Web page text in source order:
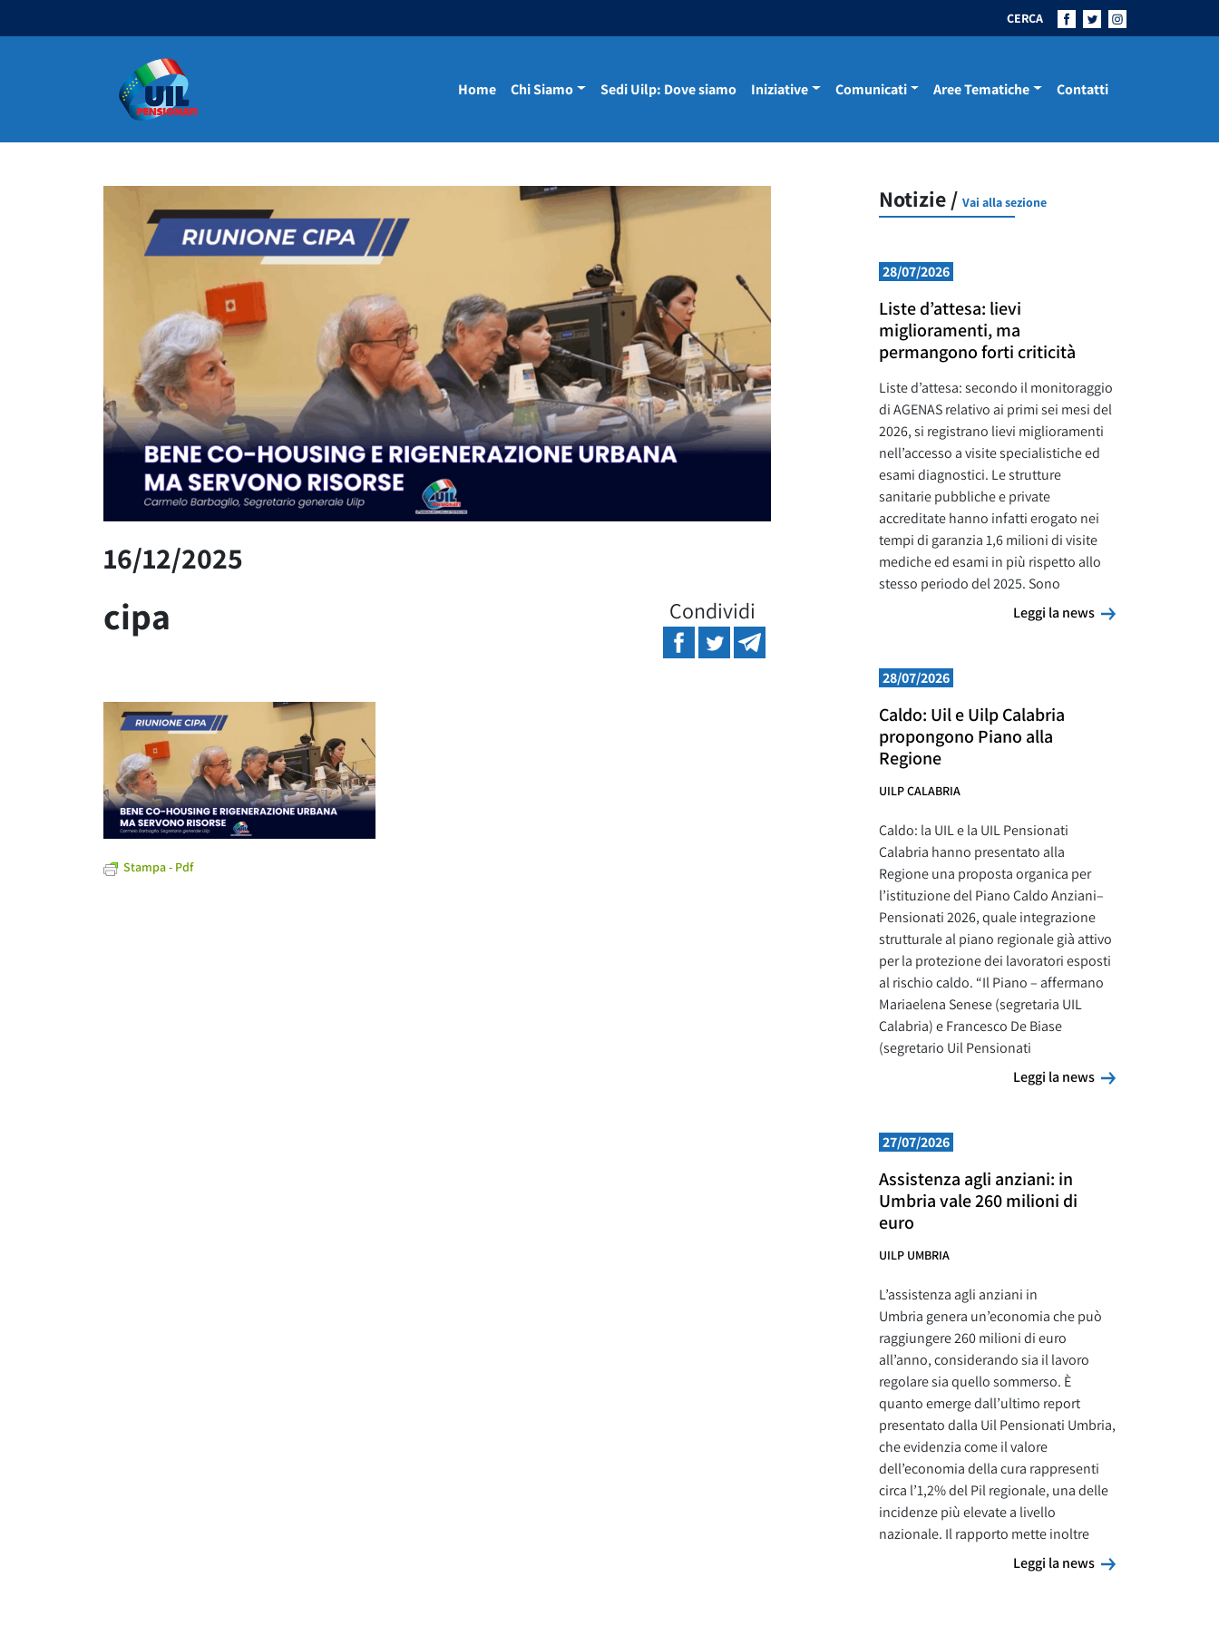
CERCA
Navigazione principale Home Chi Siamo Sedi Uilp: Dove siamo Iniziative Comunicati Aree Tematiche Contatti
16/12/2025
cipa Condividi
Stampa - Pdf
Notizie / Vai alla sezione
28/07/2026
Liste d’attesa: lievi
miglioramenti, ma
permangono forti criticità
Liste d’attesa: secondo il monitoraggio
di AGENAS relativo ai primi sei mesi del
2026, si registrano lievi miglioramenti
nell’accesso a visite specialistiche ed
esami diagnostici. Le strutture
sanitarie pubbliche e private
accreditate hanno infatti erogato nei
tempi di garanzia 1,6 milioni di visite
mediche ed esami in più rispetto allo
stesso periodo del 2025. Sono
Leggi la news
Leggi la news
28/07/2026
Caldo: Uil e Uilp Calabria
propongono Piano alla
Regione
UILP CALABRIA
Caldo: la UIL e la UIL Pensionati
Calabria hanno presentato alla
Regione una proposta organica per
l’istituzione del Piano Caldo Anziani–
Pensionati 2026, quale integrazione
strutturale al piano regionale già attivo
per la protezione dei lavoratori esposti
al rischio caldo. “Il Piano – affermano
Mariaelena Senese (segretaria UIL
Calabria) e Francesco De Biase
(segretario Uil Pensionati
Leggi la news
Leggi la news
27/07/2026
Assistenza agli anziani: in
Umbria vale 260 milioni di
euro
UILP UMBRIA
L’assistenza agli anziani in
Umbria genera un’economia che può
raggiungere 260 milioni di euro
all’anno, considerando sia il lavoro
regolare sia quello sommerso. È
quanto emerge dall’ultimo report
presentato dalla Uil Pensionati Umbria,
che evidenzia come il valore
dell’economia della cura rappresenti
circa l’1,2% del Pil regionale, una delle
incidenze più elevate a livello
nazionale. Il rapporto mette inoltre
Leggi la news
Leggi la news